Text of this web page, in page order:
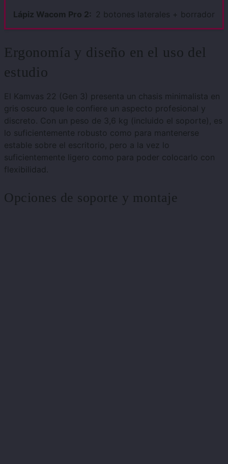
2 botones laterales + borrador
Ergonomía y diseño en el uso del
estudio
El Kamvas 22 (Gen 3) presenta un chasis minimalista en
gris oscuro que le confiere un aspecto profesional y
discreto. Con un peso de 3,6 kg (incluido el soporte), es
lo suficientemente robusto como para mantenerse
estable sobre el escritorio, pero a la vez lo
suficientemente ligero como para poder colocarlo con
flexibilidad.
Opciones de soporte y montaje